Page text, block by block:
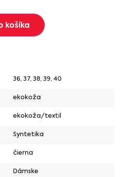
košíka
36, 37, 38, 39, 40
ekokoža
ekokoža/textil
Syntetika
čierna
Dámske